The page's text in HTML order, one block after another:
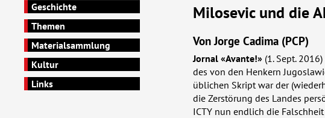
Geschichte
Themen
Materialsammlung
Kultur
Links
Milosevic und die
Von Jorge Cadima (PCP)
Jornal «Avante!» (1. Sept. 2016)
des von den Henkern
üblichen Skript war der
die Zerstörung des Landes
ICTY nun endlich die